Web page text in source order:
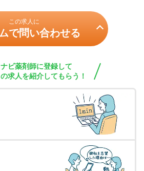
この求人に
で問い合わせる
ビ薬剤師に登録して
求人を紹介してもらう！